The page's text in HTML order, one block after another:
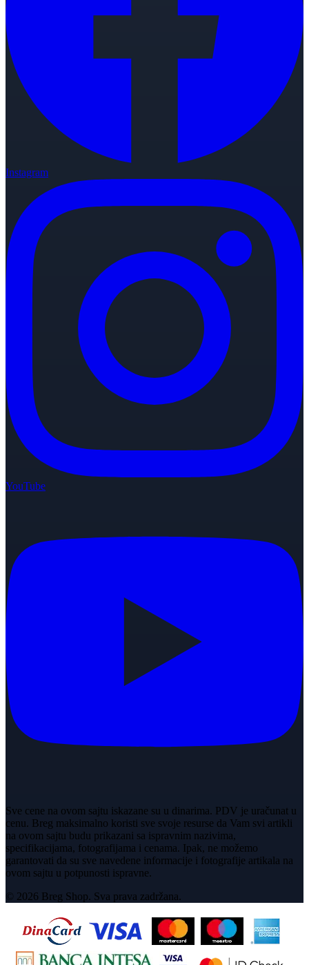
Instagram
YouTube
Sve cene na ovom sajtu iskazane su u dinarima. PDV je uračunat u
cenu. Breg maksimalno koristi sve svoje resurse da Vam svi artikli
na ovom sajtu budu prikazani sa ispravnim nazivima,
specifikacijama, fotografijama i cenama. Ipak, ne možemo
garantovati da su sve navedene informacije i fotografije artikala na
ovom sajtu u potpunosti ispravne.
© 2026 Breg Shop. Sva prava zadržana.